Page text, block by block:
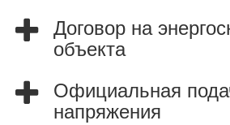
Договор на
объекта
Официальная
напряжения